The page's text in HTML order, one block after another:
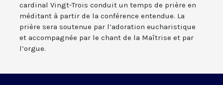
cardinal Vingt-Trois conduit un temps de prière en
méditant à partir de la conférence entendue. La
prière sera soutenue par l’adoration eucharistique
et accompagnée par le chant de la Maîtrise et par
l’orgue.